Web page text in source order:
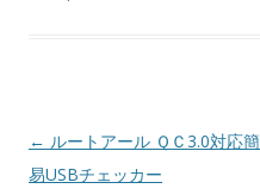
投
稿
← ルートアール ＱＣ3.0対応簡
易USBチェッカー